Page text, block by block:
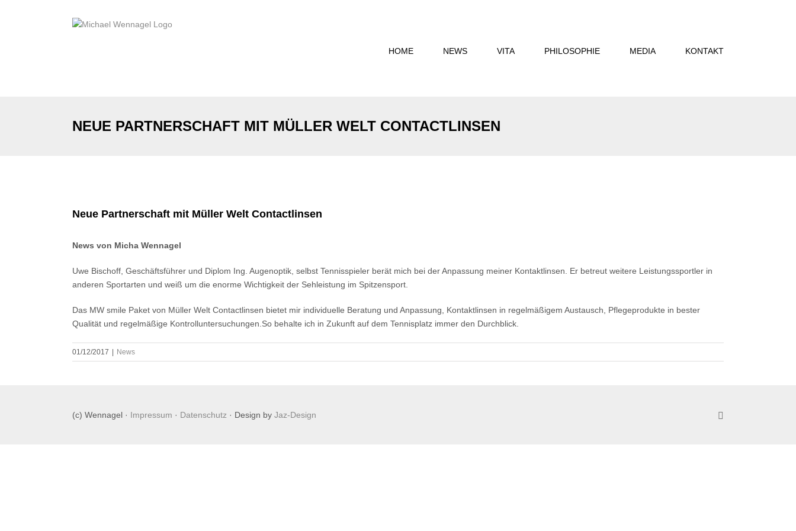
HOME
NEWS VITA PHILOSOPHIE MEDIA KONTAKT
NEUE PARTNERSCHAFT MIT MÜLLER WELT CONTACTLINSEN
Neue Partnerschaft mit Müller Welt Contactlinsen
News von Micha Wennagel
Uwe Bischoff, Geschäftsführer und Diplom Ing. Augenoptik, selbst Tennisspieler berät mich bei der Anpassung meiner Kontaktlinsen. Er betreut weitere Leistungssportler in
anderen Sportarten und weiß um die enorme Wichtigkeit der Sehleistung im Spitzensport.
Das MW smile Paket von Müller Welt Contactlinsen bietet mir individuelle Beratung und Anpassung, Kontaktlinsen in regelmäßigem Austausch, Pflegeprodukte in bester
Qualität und regelmäßige Kontrolluntersuchungen.So behalte ich in Zukunft auf dem Tennisplatz immer den Durchblick.
01/12/2017 News
(c) Wennagel · Impressum · Datenschutz · Design by Jaz-Design